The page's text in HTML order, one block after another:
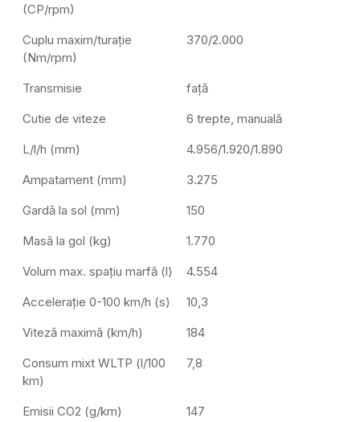
(CP/rpm)
Cuplu maxim/turație
(Nm/rpm)
370/2.000
Transmisie
față
Cutie de viteze
6 trepte, manuală
L/l/h (mm)
4.956/1.920/1.890
Ampatament (mm)
3.275
Gardă la sol (mm)
150
Masă la gol (kg)
1.770
Volum max. spațiu marfă (l)
4.554
Accelerație 0-100 km/h (s)
10,3
Viteză maximă (km/h)
184
Consum mixt WLTP (l/100
km)
7,8
Emisii CO2 (g/km)
147